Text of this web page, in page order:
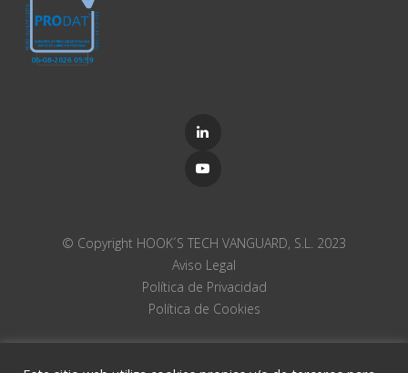
© Copyright HOOK´S TECH VANGUARD, S.L. 2023
Aviso Legal
Política de Privacidad
Política de Cookies